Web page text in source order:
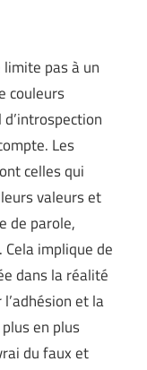
pas à un
couleurs
Les
celles qui
valeurs et
de parole,
implique de
dans la réalité
et la
en plus
du faux et